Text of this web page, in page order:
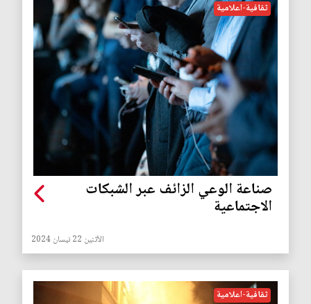
ثقافية-اعلامية
صناعة الوعي الزائف عبر الشبكات
الاجتماعية
الأثنين 22 نيسان 2024
ثقافية-اعلامية